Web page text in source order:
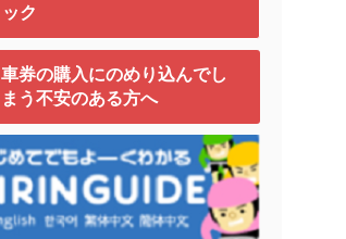
ック
車券の購入にのめり込んでし
まう不安のある方へ